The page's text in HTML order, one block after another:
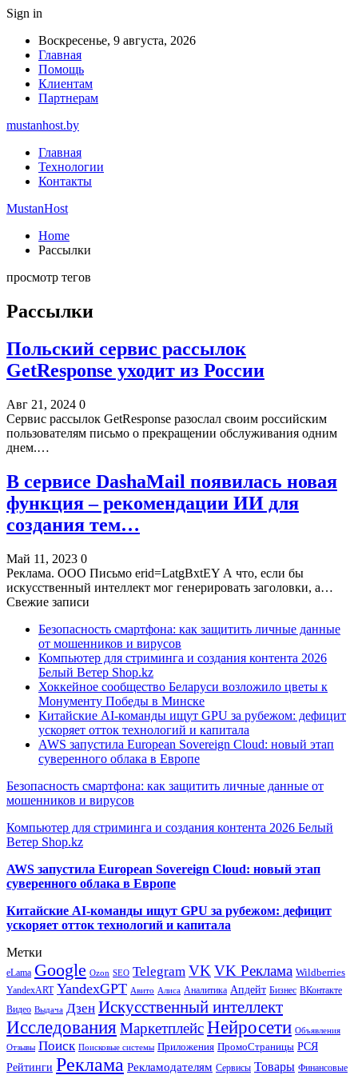
Sign in
Воскресенье, 9 августа, 2026
Главная
Помощь
Клиентам
Партнерам
mustanhost.by
Главная
Технологии
Контакты
MustanHost
Home
Рассылки
просмотр тегов
Рассылки
Польский сервис рассылок
GetResponse уходит из России
Авг 21, 2024 0
Сервис рассылок GetResponse разослал своим российским
пользователям письмо о прекращении обслуживания одним
днем.…
В сервисе DashaMail появилась новая
функция – рекомендации ИИ для
создания тем…
Май 11, 2023 0
Реклама. ООО Письмо erid=LatgBxtEY А что, если бы
искусственный интеллект мог генерировать заголовки, а…
Свежие записи
Безопасность смартфона: как защитить личные данные
от мошенников и вирусов
Компьютер для стриминга и создания контента 2026
Белый Ветер Shop.kz
Хоккейное сообщество Беларуси возложило цветы к
Монументу Победы в Минске
Китайские AI-команды ищут GPU за рубежом: дефицит
ускоряет отток технологий и капитала
AWS запустила European Sovereign Cloud: новый этап
суверенного облака в Европе
Безопасность смартфона: как защитить личные данные от
мошенников и вирусов
Компьютер для стриминга и создания контента 2026 Белый
Ветер Shop.kz
AWS запустила European Sovereign Cloud: новый этап
суверенного облака в Европе
Китайские AI-команды ищут GPU за рубежом: дефицит
ускоряет отток технологий и капитала
Метки
eLama Google Ozon SEO Telegram VK VK Реклама Wildberries
YandexART YandexGPT Авито Алиса Аналитика Апдейт Бизнес ВКонтакте
Видео Выдача Дзен Искусственный интеллект
Исследования МаркетплейсНейросети Объявления
Отзывы Поиск Поисковые системы Приложения ПромоСтраницы РСЯ
Рейтинги Реклама Рекламодателям Сервисы Товары Финансовые